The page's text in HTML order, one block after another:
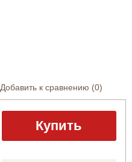
Добавить к сравнению (0)
Купить